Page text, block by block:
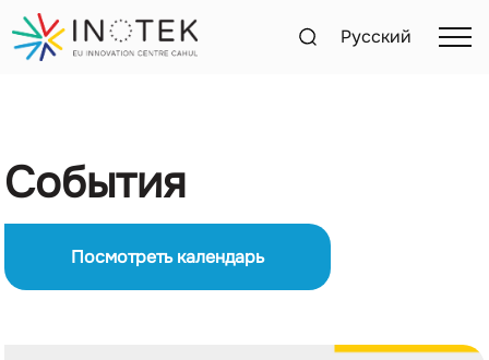
Русский
Cобытия
Посмотреть календарь